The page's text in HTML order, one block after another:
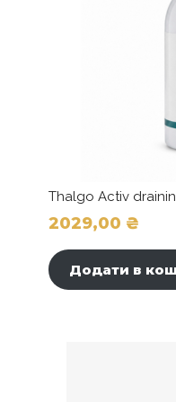
Thalgo Activ
2029,00 ₴
Додати в